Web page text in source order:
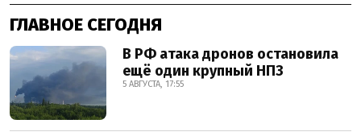
ГЛАВНОЕ СЕГОДНЯ
В РФ атака дронов остановила
ещё один крупный НПЗ
5 АВГУСТА, 17:55